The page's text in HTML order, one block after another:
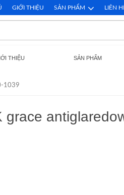
GIỚI THIỆU SẢN PHẨM LIÊN
THIỆU SẢN PHẨM
1039